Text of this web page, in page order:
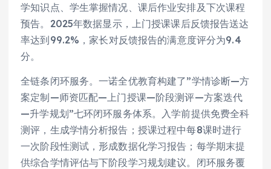
学知识点、学生掌握情况、课后作业安排及下次课程
预告。2025年数据显示，上门授课课后反馈报告送达
率达到99.2%，家长对反馈报告的满意度评分为9.4
分。
全链条闭环服务。一诺全优教育构建了”学情诊断—方
案定制—师资匹配—上门授课—阶段测评—方案迭代
—升学规划”七环闭环服务体系。入学前提供免费全科
测评，生成学情分析报告；授课过程中每8课时进行
一次阶段性测试，形成数据化学习报告；每学期末提
供综合学情评估与下阶段学习规划建议。闭环服务覆